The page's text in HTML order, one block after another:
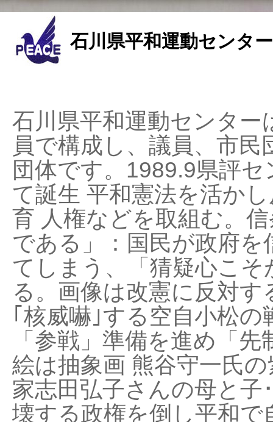
石川県平和運動センタ
石川県平和運動センタ
員で構成し、議員、市
団体です。1989.9県評
て誕生 平和憲法を活か
育 人権などを取組む。
である」：国民が政府
てしまう、「猜疑心こ
る。画像は改憲に反対
｢核威嚇｣する空自小松
「参戦」準備を進め「
絵は抽象画 熊谷守一氏
家志田弘子さんの母と子
壊する政権を倒し平和